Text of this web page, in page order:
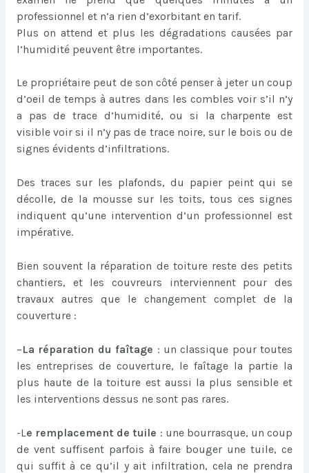
professionnel et n’a rien d’exorbitant en tarif.
Plus on attend et plus les dégradations causées par
l’humidité peuvent être importantes.
Le propriétaire peut de son côté penser à jeter un coup
d’oeil de temps à autres dans les combles voir s’il n’y
a pas de trace d’humidité, ou si la charpente est
visible voir si il n’y pas de trace noire, sur le bois ou de
signes évidents d’infiltrations.
Des traces sur les plafonds, du papier peint qui se
décolle, de la mousse sur les toits, tous ces signes
indiquent qu’une intervention d’un professionnel est
impérative.
Bien souvent la réparation de toiture reste des petits
chantiers, et les couvreurs interviennent pour des
travaux autres que le changement complet de la
couverture :
–La réparation du faîtage : un classique pour toutes
les entreprises de couverture, le faîtage la partie la
plus haute de la toiture est aussi la plus sensible et
les interventions dessus ne sont pas rares.
-L e remplacement de tuile : une bourrasque, un coup
de vent suffisent parfois à faire bouger une tuile, ce
qui suffit à ce qu’il y ait infiltration, cela ne prendra